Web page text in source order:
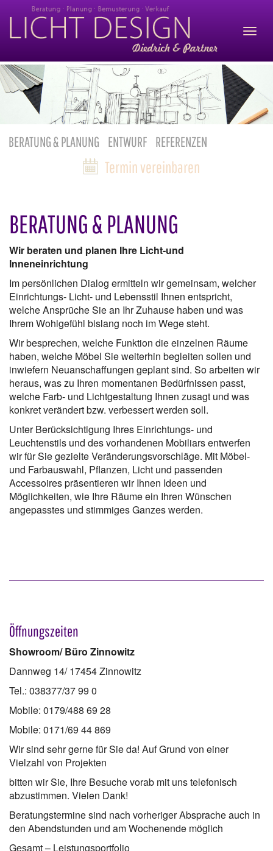
BERATUNG & PLANUNG ENTWURF REFERENZEN
Termin vereinbaren
BERATUNG & PLANUNG
Wir beraten und planen Ihre Licht-und
Inneneinrichtung
Im persönlichen Dialog ermitteln wir gemeinsam, welcher
Einrichtungs- Licht- und Lebensstil Ihnen entspricht,
welche Ansprüche Sie an Ihr Zuhause haben und was
Ihrem Wohlgefühl bislang noch im Wege steht.
Wir besprechen, welche Funktion die einzelnen Räume
haben, welche Möbel Sie weiterhin begleiten sollen und
inwiefern Neuanschaffungen geplant sind. So arbeiten wir
heraus, was zu Ihren momentanen Bedürfnissen passt,
welche Farb- und Lichtgestaltung Ihnen zusagt und was
konkret verändert bzw. verbessert werden soll.
Unter Berücksichtigung Ihres Einrichtungs- und
Leuchtenstils und des vorhandenen Mobiliars entwerfen
wir für Sie gezielte Veränderungsvorschläge. Mit Möbel-
und Farbauswahl, Pflanzen, Licht und passenden
Accessoires präsentieren wir Ihnen Ideen und
Möglichkeiten, wie Ihre Räume ein Ihren Wünschen
angepasstes und stimmiges Ganzes werden.
Öffnungszeiten
Showroom/ Büro Zinnowitz
Dannweg 14/ 17454 Zinnowitz
Tel.: 038377/37 99 0
Mobile: 0179/488 69 28
Mobile: 0171/69 44 869
Wir sind sehr gerne für Sie da! Auf Grund von einer
Vielzahl von Projekten
bitten wir Sie, Ihre Besuche vorab mit uns telefonisch
abzustimmen. Vielen Dank!
Beratungstermine sind nach vorheriger Absprache auch in
den Abendstunden und am Wochenende möglich
Gesamt – Leistungsportfolio